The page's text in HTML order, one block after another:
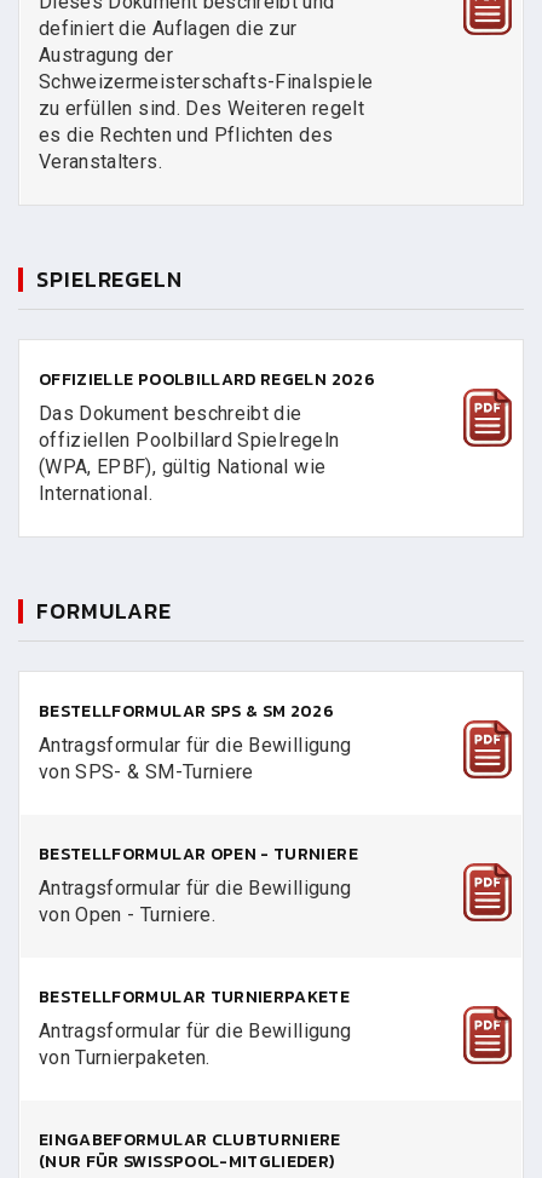
definiert die Auflagen die zur
Austragung der
Schweizermeisterschafts-Finalspiele
zu erfüllen sind. Des Weiteren regelt
es die Rechten und Pflichten des
Veranstalters.
SPIELREGELN
OFFIZIELLE POOLBILLARD REGELN 2026
Das Dokument beschreibt die
offiziellen Poolbillard Spielregeln
(WPA, EPBF), gültig National wie
International.
FORMULARE
BESTELLFORMULAR SPS & SM 2026
Antragsformular für die Bewilligung
von SPS- & SM-Turniere
BESTELLFORMULAR OPEN - TURNIERE
Antragsformular für die Bewilligung
von Open - Turniere.
BESTELLFORMULAR TURNIERPAKETE
Antragsformular für die Bewilligung
von Turnierpaketen.
EINGABEFORMULAR CLUBTURNIERE
(NUR FÜR SWISSPOOL-MITGLIEDER)